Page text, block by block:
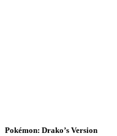
Pokémon: Drako’s Version